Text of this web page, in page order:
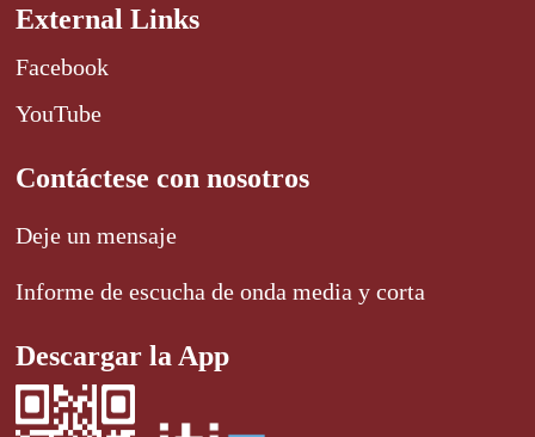
External Links
Facebook
YouTube
Contáctese con nosotros
Deje un mensaje
Informe de escucha de onda media y corta
Descargar la App